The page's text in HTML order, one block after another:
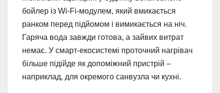
бойлер із Wi-Fi-модулем, який вмикається
ранком перед підйомом і вимикається на ніч.
Гаряча вода завжди готова, а зайвих витрат
немає. У смарт-екосистемі проточний нагрівач
більше підійде як допоміжний пристрій –
наприклад, для окремого санвузла чи кухні.